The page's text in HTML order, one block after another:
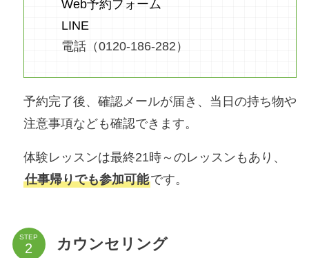
Web予約フォーム
LINE
電話（0120-186-282）
予約完了後、確認メールが届き、当日の持ち物や
注意事項なども確認できます。
体験レッスンは最終21時～のレッスンもあり、
仕事帰りでも参加可能です。
STEP カウンセリング